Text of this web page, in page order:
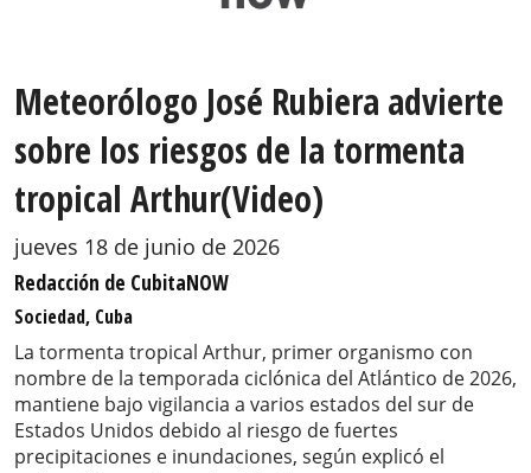
Meteorólogo José Rubiera advierte
sobre los riesgos de la tormenta
tropical Arthur(Video)
jueves 18 de junio de 2026
Redacción de CubitaNOW
Sociedad, Cuba
La tormenta tropical Arthur, primer organismo con
nombre de la temporada ciclónica del Atlántico de 2026,
mantiene bajo vigilancia a varios estados del sur de
Estados Unidos debido al riesgo de fuertes
precipitaciones e inundaciones, según explicó el